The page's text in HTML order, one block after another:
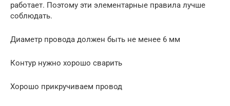
работает. Поэтому эти элементарные правила лучше
соблюдать.
Диаметр провода должен быть не менее 6 мм
Контур нужно хорошо сварить
Хорошо прикручиваем провод